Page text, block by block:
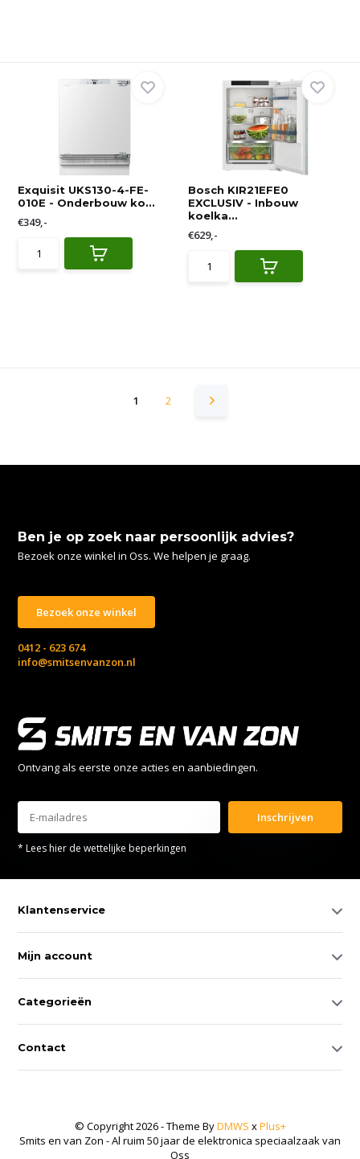
Exquisit UKS130-4-FE-
010E - Onderbouw ko...
€349,-
Bosch KIR21EFE0
EXCLUSIV - Inbouw
koelka...
€629,-
1 2
Ben je op zoek naar persoonlijk advies?
Bezoek onze winkel in Oss. We helpen je graag.
Bezoek onze winkel
0412 - 623 674
info@smitsenvanzon.nl
Ontvang als eerste onze acties en aanbiedingen.
Inschrijven
* Lees hier de wettelijke beperkingen
Klantenservice
Mijn account
Categorieën
Contact
© Copyright 2026 - Theme ByDMWS xPlus+
Smits en van Zon - Al ruim 50 jaar de elektronica speciaalzaak van
Oss